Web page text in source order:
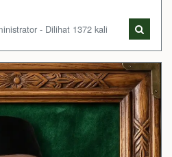
- Dilihat 1372 kali